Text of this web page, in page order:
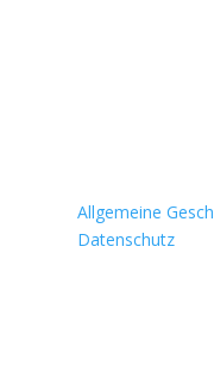
Allgemeine
Datenschutz